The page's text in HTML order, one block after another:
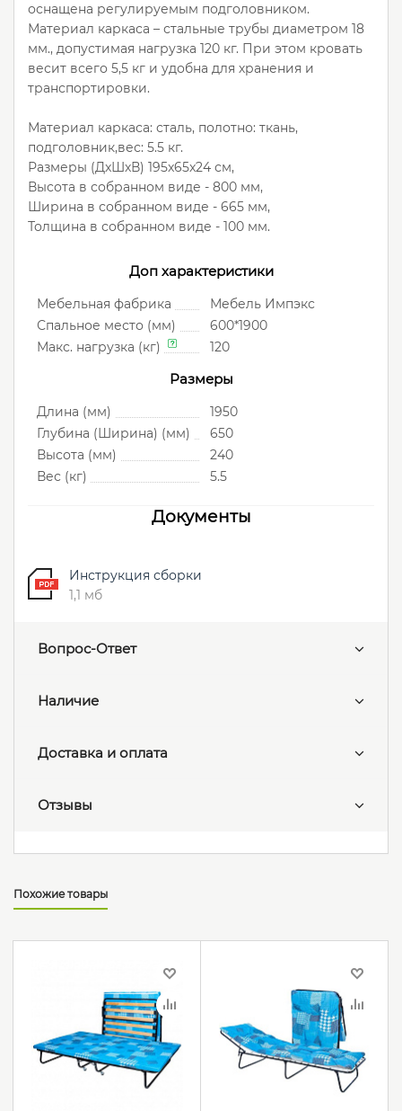
оснащена регулируемым подголовником.
Материал каркаса – стальные трубы диаметром 18
мм., допустимая нагрузка 120 кг. При этом кровать
весит всего 5,5 кг и удобна для хранения и
транспортировки.
Материал каркаса: сталь, полотно: ткань,
подголовник,вес: 5.5 кг.
Размеры (ДxШxВ) 195x65x24 см,
Высота в собранном виде - 800 мм,
Ширина в собранном виде - 665 мм,
Толщина в собранном виде - 100 мм.
Доп характеристики
Мебельная фабрика
Мебель Импэкс
Спальное место (мм)
600*1900
Макс. нагрузка (кг)
120
Размеры
Длина (мм)
1950
Глубина (Ширина) (мм)
650
Высота (мм)
240
Вес (кг)
5.5
Документы
Инструкция сборки
1,1 мб
Вопрос-Ответ
Наличие
Доставка и оплата
Отзывы
Похожие товары